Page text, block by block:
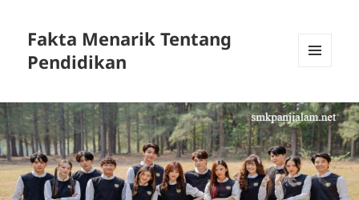
Fakta Menarik Tentang
Pendidikan
WIDGET